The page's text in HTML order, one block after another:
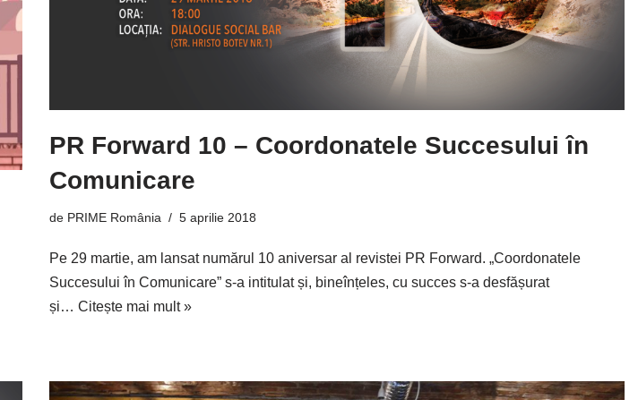
PR Forward 10 – Coordonatele Succesului în
Comunicare
de PRIME România 5 aprilie 2018
Pe 29 martie, am lansat numărul 10 aniversar al revistei PR Forward. „Coordonatele
Succesului în Comunicare” s-a intitulat și, bineînțeles, cu succes s-a desfășurat
și… Citește mai mult »